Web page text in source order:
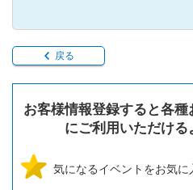
戻る
お客様情報登録すると各
にご利用いただける
気になるイベントをお気に